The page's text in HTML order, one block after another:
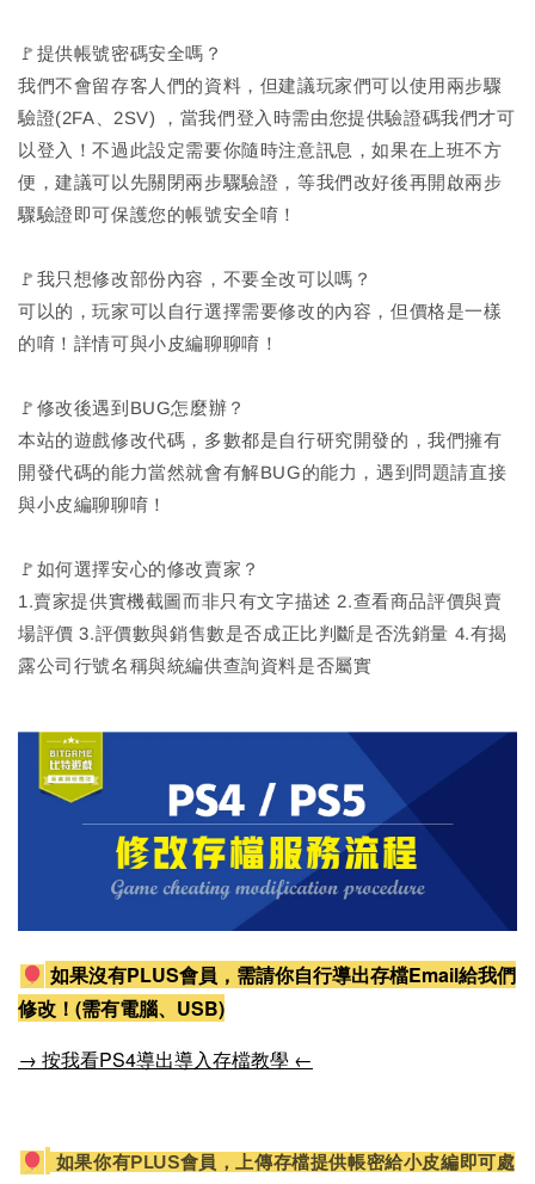
🚩提供帳號密碼安全嗎？
我們不會留存客人們的資料，但建議玩家們可以使用兩步驟
驗證(2FA、2SV) ，當我們登入時需由您提供驗證碼我們才可
以登入！不過此設定需要你隨時注意訊息，如果在上班不方
便，建議可以先關閉兩步驟驗證，等我們改好後再開啟兩步
驟驗證即可保護您的帳號安全唷！
🚩我只想修改部份內容，不要全改可以嗎？
可以的，玩家可以自行選擇需要修改的內容，但價格是一樣
的唷！詳情可與小皮編聊聊唷！
🚩修改後遇到BUG怎麼辦？
本站的遊戲修改代碼，多數都是自行研究開發的，我們擁有
開發代碼的能力當然就會有解BUG的能力，遇到問題請直接
與小皮編聊聊唷！
🚩如何選擇安心的修改賣家？
1.賣家提供實機截圖而非只有文字描述 2.查看商品評價與賣
場評價 3.評價數與銷售數是否成正比判斷是否洗銷量 4.有揭
露公司行號名稱與統編供查詢資料是否屬實
如果沒有PLUS會員，需請你自行導出存檔Email給我們
修改！(需有電腦、USB)
→ 按我看PS4導出導入存檔教學 ←
如果你有PLUS會員，上傳存檔提供帳密給小皮編即可處